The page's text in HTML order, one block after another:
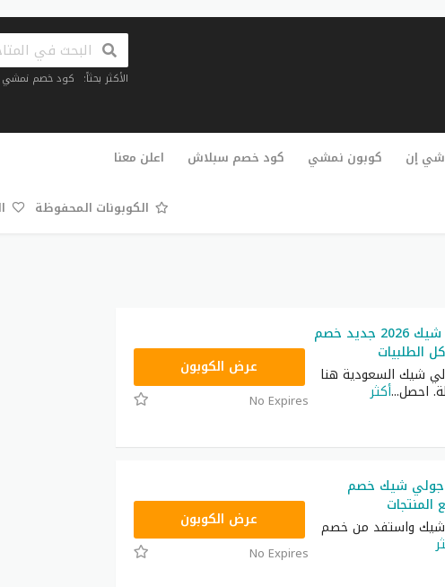
الأكثر بحثاً: كود خصم نمشي
تخطي
إن كوبون نمشي كود خصم سبلاش اعلن معنا
الكوبونات المحفوظة
كود خصم جولي شيك 2026 جديد خصم
شيك السعودية هنا
احصل...أكثر
عرض الكوبون
No Expires
شيك خصم
واستفد من خصم
عرض الكوبون
No Expires